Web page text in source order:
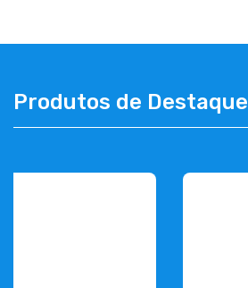
Produtos de Destaque